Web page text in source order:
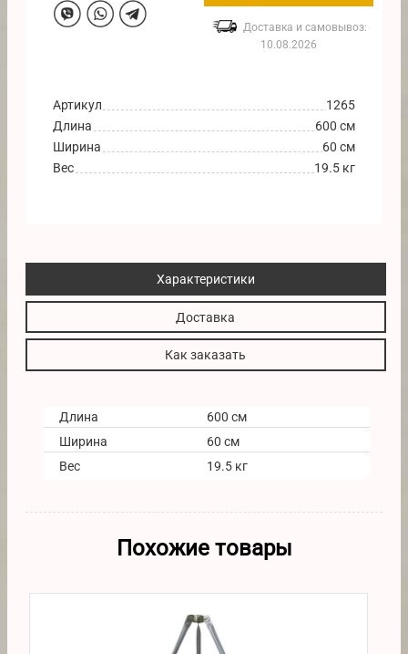
Доставка и самовывоз:
10.08.2026
Артикул
1265
Длина
600 см
Ширина
60 см
Вес
19.5 кг
Характеристики
Доставка
Как заказать
Длина
600 см
Ширина
60 см
Вес
19.5 кг
Похожие товары